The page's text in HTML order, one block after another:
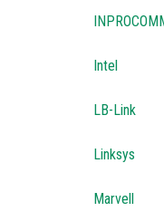
Intel
LB-Link
Linksys
Marvell